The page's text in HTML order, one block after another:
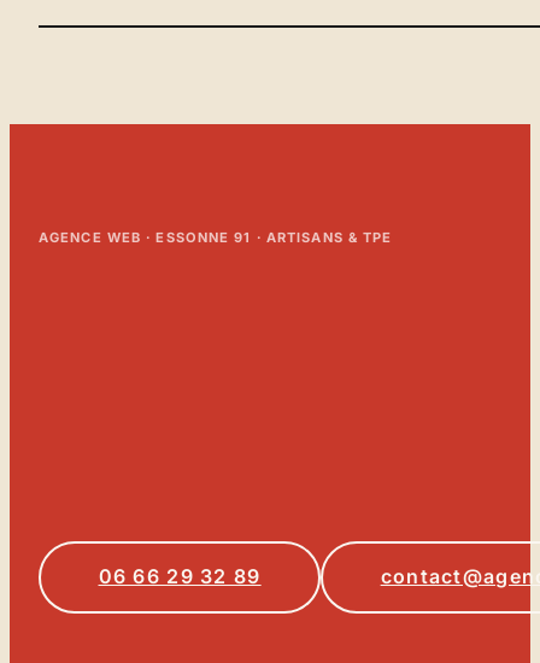
AGENCE WEB · ESSONNE 91 · ARTISANS & TPE
06 66 29 32 89